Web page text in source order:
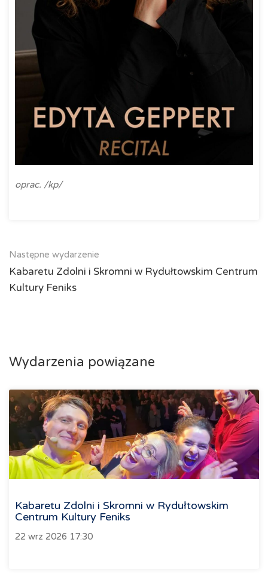
oprac. /kp/
Następne wydarzenie
Kabaretu Zdolni i Skromni w Rydułtowskim Centrum
Kultury Feniks
Wydarzenia powiązane
Kabaretu Zdolni i Skromni w Rydułtowskim
Centrum Kultury Feniks
22 wrz 2026 17:30